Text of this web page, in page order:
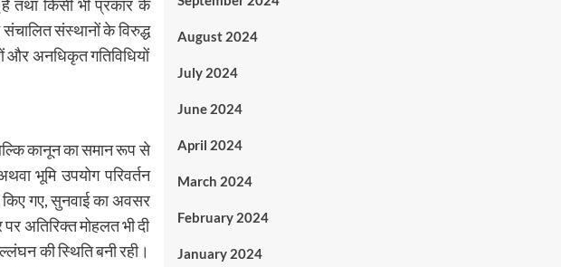
तथा किसी भी प्रकार के
संचालित संस्थानों के विरुद्ध
और अनधिकृत गतिविधियों
कानून का समान रूप से
भूमि उपयोग परिवर्तन
किए गए, सुनवाई का अवसर
अतिरिक्त मोहलत भी दी
की स्थिति बनी रही।
August 2024
July 2024
June 2024
April 2024
March 2024
February 2024
January 2024